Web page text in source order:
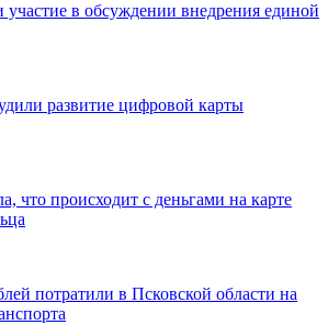
в обсуждении внедрения единой
развитие цифровой карты
что происходит с деньгами на карте
потратили в Псковской области на